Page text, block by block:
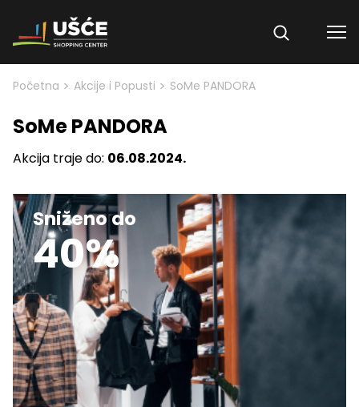
Skip to content
Početna > Akcije i Popusti > SoMe PANDORA
SoMe PANDORA
Akcija traje do: 06.08.2024.
Sniženo do
40%